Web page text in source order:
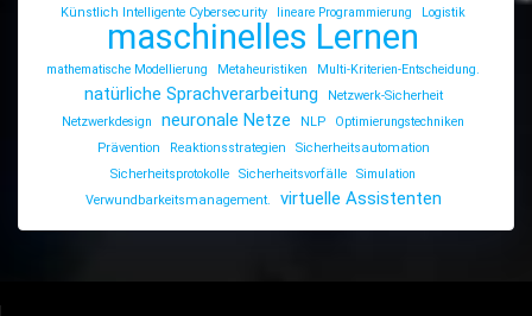
Künstlich Intelligente Cybersecurity lineare Programmierung Logistik
maschinelles Lernen
mathematische Modellierung Metaheuristiken Multi-Kriterien-Entscheidung.
natürliche Sprachverarbeitung
Netzwerk-Sicherheit
Netzwerkdesign
neuronale Netze NLP
Optimierungstechniken
Prävention
Reaktionsstrategien
Sicherheitsautomation
Sicherheitsprotokolle
Sicherheitsvorfälle
Simulation
Verwundbarkeitsmanagement.
virtuelle Assistenten